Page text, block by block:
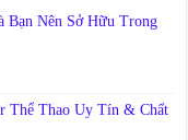
Bạn Nên Sở Hữu Trong
Thể Thao Uy Tín & Chất